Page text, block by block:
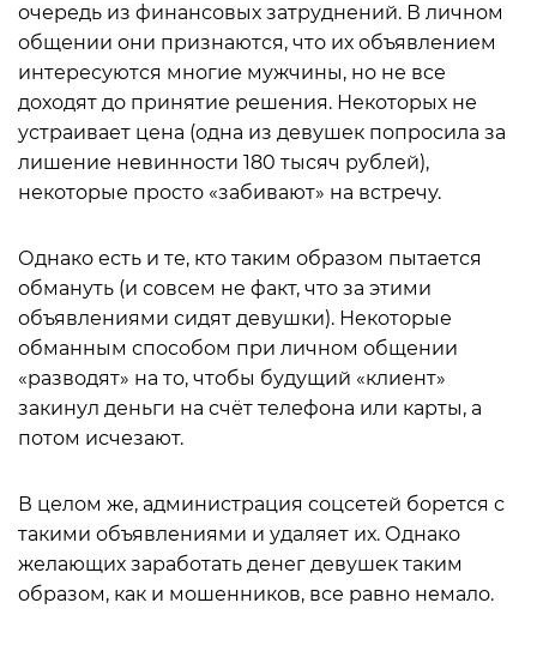
очередь из финансовых затруднений. В личном
общении они признаются, что их объявлением
интересуются многие мужчины, но не все
доходят до принятие решения. Некоторых не
устраивает цена (одна из девушек попросила за
лишение невинности 180 тысяч рублей),
некоторые просто «забивают» на встречу.
Однако есть и те, кто таким образом пытается
обмануть (и совсем не факт, что за этими
объявлениями сидят девушки). Некоторые
обманным способом при личном общении
«разводят» на то, чтобы будущий «клиент»
закинул деньги на счёт телефона или карты, а
потом исчезают.
В целом же, администрация соцсетей борется с
такими объявлениями и удаляет их. Однако
желающих заработать денег девушек таким
образом, как и мошенников, все равно немало.